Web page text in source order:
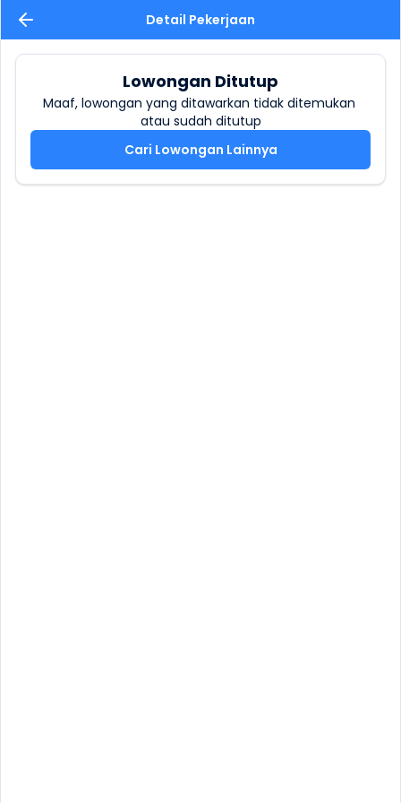
Detail Pekerjaan
Lowongan Ditutup
Maaf, lowongan yang ditawarkan tidak ditemukan
atau sudah ditutup
Cari Lowongan Lainnya